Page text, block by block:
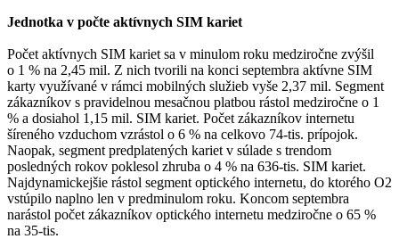
Jednotka v počte aktívnych SIM kariet
Počet aktívnych SIM kariet sa v minulom roku medziročne zvýšil
o 1 % na 2,45 mil. Z nich tvorili na konci septembra aktívne SIM
karty využívané v rámci mobilných služieb vyše 2,37 mil. Segment
zákazníkov s pravidelnou mesačnou platbou rástol medziročne o 1
% a dosiahol 1,15 mil. SIM kariet. Počet zákazníkov internetu
šíreného vzduchom vzrástol o 6 % na celkovo 74-tis. prípojok.
Naopak, segment predplatených kariet v súlade s trendom
posledných rokov poklesol zhruba o 4 % na 636-tis. SIM kariet.
Najdynamickejšie rástol segment optického internetu, do ktorého O2
vstúpilo naplno len v predminulom roku. Koncom septembra
narástol počet zákazníkov optického internetu medziročne o 65 %
na 35-tis.